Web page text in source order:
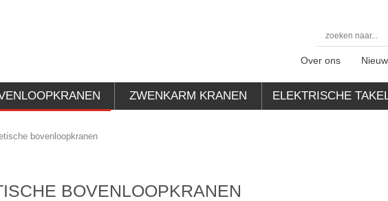
Over ons
ZWENKARM KRANEN ELEKTRISCHE
bovenloopkranen
BOVENLOOPKRANEN